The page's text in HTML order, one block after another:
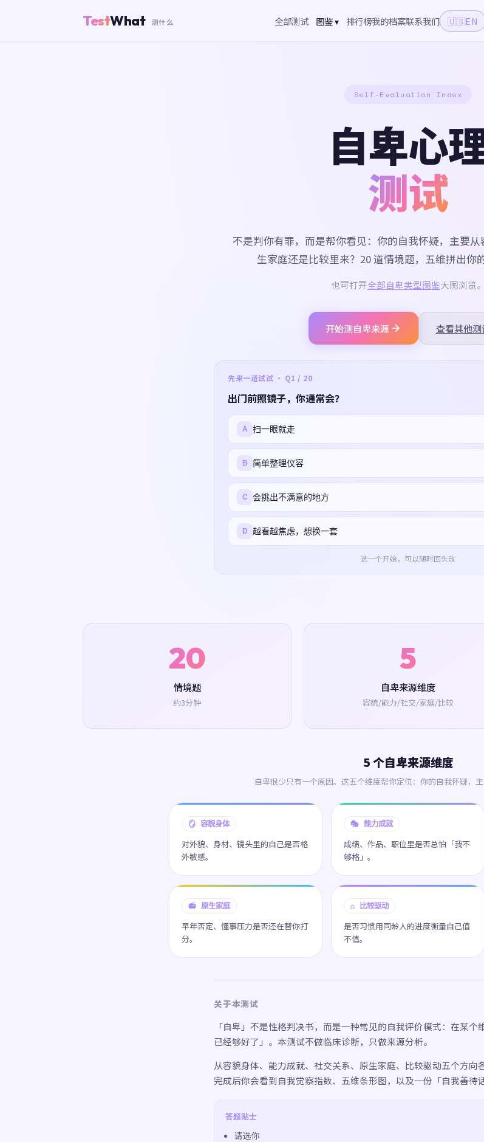
TestWhat 测什么 全部测试 图鉴 ▾ 排行榜我的档案联系我们 🇺🇸EN
Self-Evaluation Index
自卑心
测试
不是判你有罪，而是帮你看见：你的自我怀疑，主要
生家庭还是比较里来？20 道情境题，五维拼出你
也可打开全部自卑类型图鉴大图浏览。
开始测自卑来源 查看其他测
先来一道试试 · Q1 / 20
出门前照镜子，你通常会？
A 扫一眼就走
B 简单整理仪容
C 会挑出不满意的地方
D 越看越焦虑，想换一套
选一个开始，可以随时回头改
20
情境题
约3分钟
5
自卑来源维度
容貌/能力/社交/家庭/比较
5 个自卑来源维度
自卑很少只有一个原因。这五个维度帮你定位：你的自我怀疑，主
🪞 容貌身体
对外貌、身材、镜头里的自己是否格
外敏感。
🎭 能力成就
成绩、作品、职位里是否总怕「我不
够格」。
📻 原生家庭
早年否定、懂事压力是否还在替你打
分。
⚖️ 比较驱动
是否习惯用同龄人的进度衡量自己值
不值。
关于本测试
「自卑」不是性格判决书，而是一种常见的自我评价模式：在某
已经够好了」。本测试不做临床诊断，只做来源分析。
从容貌身体、能力成就、社交关系、原生家庭、比较驱动五个方向
完成后你会看到自我觉察指数、五维条形图，以及一份「自我善待
答题贴士
请选你